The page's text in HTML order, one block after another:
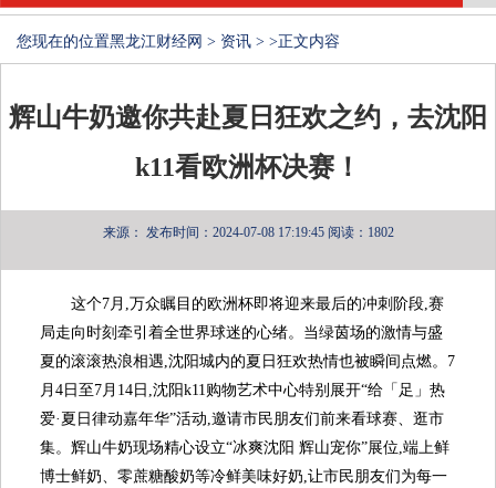
您现在的位置黑龙江财经网 > 资讯 > >正文内容
辉山牛奶邀你共赴夏日狂欢之约，去沈阳
k11看欧洲杯决赛！
来源： 发布时间：2024-07-08 17:19:45 阅读：1802
这个7月,万众瞩目的欧洲杯即将迎来最后的冲刺阶段,赛
局走向时刻牵引着全世界球迷的心绪。当绿茵场的激情与盛
夏的滚滚热浪相遇,沈阳城内的夏日狂欢热情也被瞬间点燃。7
月4日至7月14日,沈阳k11购物艺术中心特别展开“给「足」热
爱·夏日律动嘉年华”活动,邀请市民朋友们前来看球赛、逛市
集。辉山牛奶现场精心设立“冰爽沈阳 辉山宠你”展位,端上鲜
博士鲜奶、零蔗糖酸奶等冷鲜美味好奶,让市民朋友们为每一